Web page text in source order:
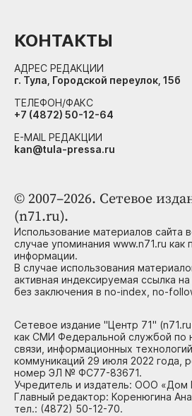
© 2007–2026. Сетевое
(n71.ru).
Использование материалов сайта
случае упоминания www.n71.ru как
информации.
В случае использования
активная индексируемая ссылка
без заключения в no-index, no-
Сетевое издание "Центр 71"
как СМИ Федеральной службой по
связи, информационных
коммуникаций 29 июля 2022 года,
номер ЭЛ № ФС77-83671.
Учредитель и издатель: ООО «Дом
Главный редактор: Коренюгина
тел.: (4872) 50-12-70.
КОНТАКТЫ
АДРЕС РЕДАКЦИИ
г. Тула, Городской переулок, 15б
ТЕЛЕФОН/ФАКС
+7 (4872) 50-12-64
E-MAIL РЕДАКЦИИ
kan@tula-pressa.ru